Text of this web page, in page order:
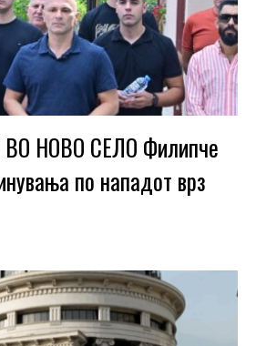
НОВО СЕЛО Филипче
по нападот врз